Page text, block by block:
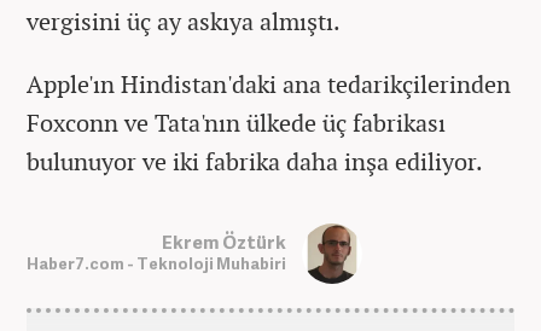
vergisini üç ay askıya almıştı.
Apple'ın Hindistan'daki ana tedarikçilerinden
Foxconn ve Tata'nın ülkede üç fabrikası
bulunuyor ve iki fabrika daha inşa ediliyor.
Ekrem Öztürk
Haber7.com - Teknoloji Muhabiri